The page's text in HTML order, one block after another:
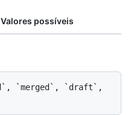
Valores possíveis